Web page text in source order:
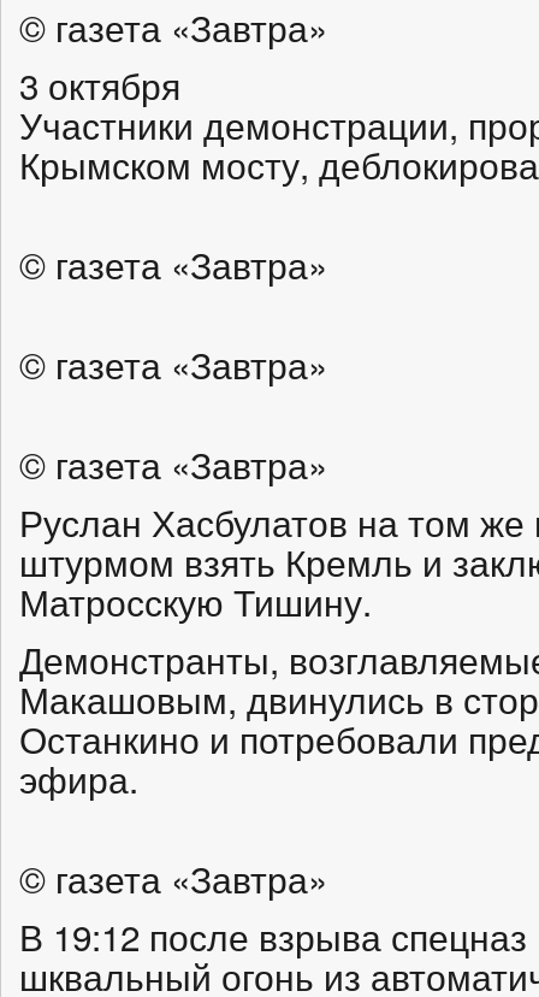
© газета «Завтра»
3 октября
Участники демонстрации,
Крымском мосту,
© газета «Завтра»
© газета «Завтра»
© газета «Завтра»
Руслан Хасбулатов на том же
штурмом взять Кремль и
Матросскую Тишину.
Демонстранты,
Макашовым, двинулись в
Останкино и потребовали
эфира.
© газета «Завтра»
В 19:12 после взрыва
шквальный огонь из